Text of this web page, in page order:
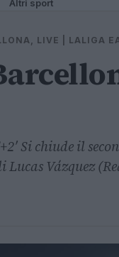
Altri sport
LIVE | LALIGA
Si chiude il
Vázquez